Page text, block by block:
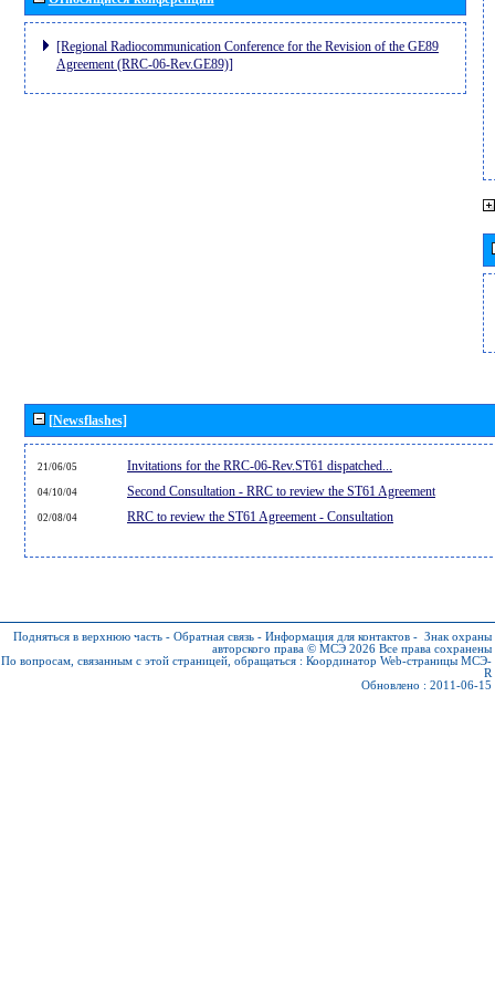
[Regional Radiocommunication Conference for the Revision of the GE89
Agreement (RRC-06-Rev.GE89)]
[Newsflashes]
21/06/05 Invitations for the RRC-06-Rev.ST61 dispatched...
04/10/04 Second Consultation - RRC to review the ST61 Agreement
02/08/04 RRC to review the ST61 Agreement - Consultation
Подняться в верхнюю часть - Обратная связь - Информация для контактов - Знак охраны
авторского права © МСЭ 2026 Все права сохранены
По вопросам, связанным с этой страницей, обращаться : Координатор Web-страницы МСЭ-
R
Обновлено : 2011-06-15